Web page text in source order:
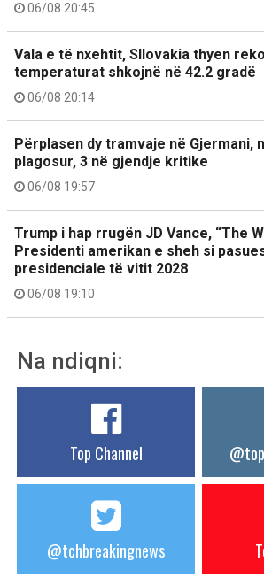
06/08 20:45
Vala e të nxehtit, Sllovakia thyen
temperaturat shkojnë në 42.2 gradë
06/08 20:14
Përplasen dy tramvaje në Gjermani,
plagosur, 3 në gjendje kritike
06/08 19:57
Trump i hap rrugën JD Vance, “The
Presidenti amerikan e sheh si
presidenciale të vitit 2028
06/08 19:10
Na ndiqni:
Top Channel
@tchbreakingnews